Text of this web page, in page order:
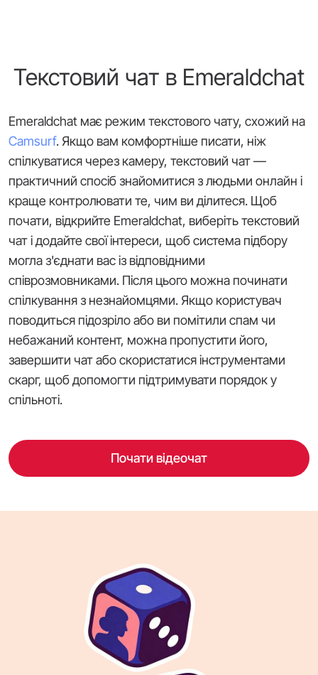
Текстовий чат в Emeraldchat
Emeraldchat має режим текстового чату, схожий на
Camsurf. Якщо вам комфортніше писати, ніж
спілкуватися через камеру, текстовий чат —
практичний спосіб знайомитися з людьми онлайн і
краще контролювати те, чим ви ділитеся. Щоб
почати, відкрийте Emeraldchat, виберіть текстовий
чат і додайте свої інтереси, щоб система підбору
могла з'єднати вас із відповідними
співрозмовниками. Після цього можна починати
спілкування з незнайомцями. Якщо користувач
поводиться підозріло або ви помітили спам чи
небажаний контент, можна пропустити його,
завершити чат або скористатися інструментами
скарг, щоб допомогти підтримувати порядок у
спільноті.
Почати відеочат